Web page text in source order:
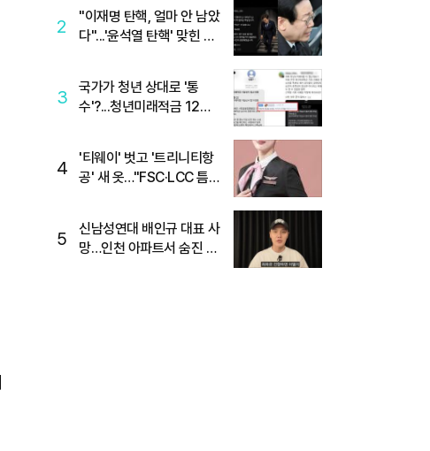
2
"이재명 탄핵, 얼마 안 남았
다"...'윤석열 탄핵' 맞힌 무
3
국가가 청년 상대로 '통
수'?...청년미래적금 12%
4
'티웨이' 벗고 '트리니티항
공' 새 옷…"FSC·LCC 틈
5
신남성연대 배인규 대표 사
망…인천 아파트서 숨진 채